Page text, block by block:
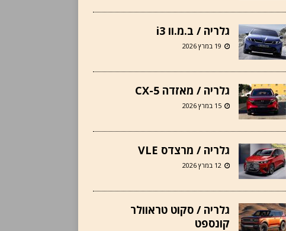
גלריה / ב.מ.וו i3
19 במרץ 2026
גלריה / מאזדה CX-5
15 במרץ 2026
גלריה / מרצדס VLE
12 במרץ 2026
גלריה / סקוט טראוולר
קונספט